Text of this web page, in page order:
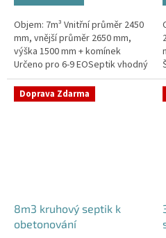
Objem: 7m³ Vnitřní průměr 2450
mm, vnější průměr 2650 mm,
výška 1500 mm + komínek
Určeno pro 6-9 EOSeptik vhodný
pod parkovací stání,
komunikace a do jílovité
zeminyPrůměr...
Doprava Zdarma
8m3 kruhový septik k
obetonování